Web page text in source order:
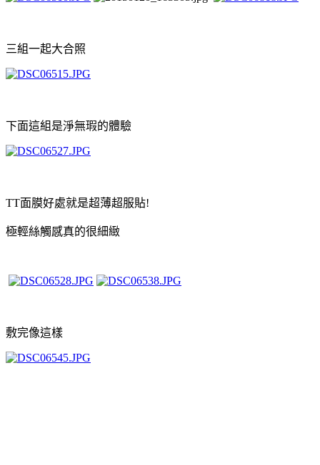
三組一起大合照
下面這組是淨無瑕的體驗
TT面膜好處就是超薄超服貼!
極輕絲觸感真的很細緻
敷完像這樣